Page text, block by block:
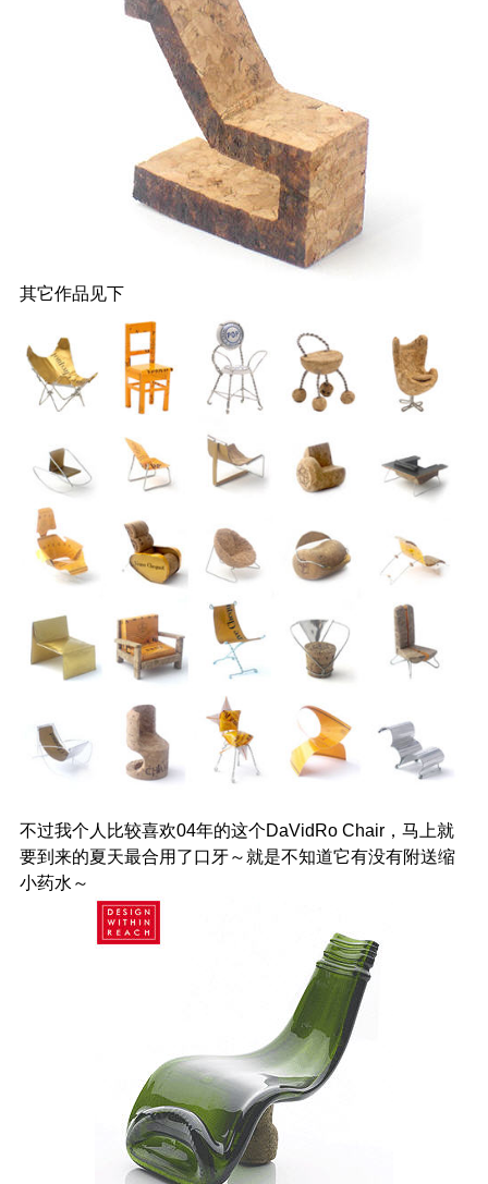
其它作品见下
不过我个人比较喜欢04年的这个DaVidRo Chair，马上就
要到来的夏天最合用了口牙～就是不知道它有没有附送缩
小药水～